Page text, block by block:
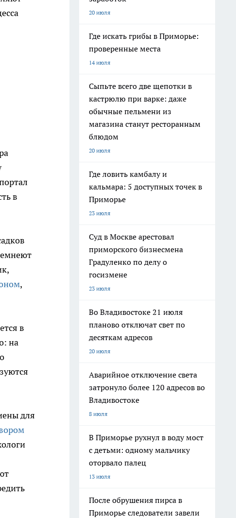
в
,
в
на
для
20 июля
Где искать грибы в Приморье:
проверенные места
14 июля
Сыпьте всего две щепотки в
кастрюлю при варке: даже
обычные пельмени из
магазина станут ресторанным
блюдом
20 июля
Где ловить камбалу и
кальмара: 5 доступных точек в
Приморье
23 июля
Суд в Москве арестовал
приморского бизнесмена
Градуленко по делу о
госизмене
23 июля
Во Владивостоке 21 июля
планово отключат свет по
десяткам адресов
20 июля
Аварийное отключение света
затронуло более 120 адресов во
Владивостоке
8 июля
В Приморье рухнул в воду мост
с детьми: одному мальчику
оторвало палец
13 июля
После обрушения пирса в
Приморье следователи завели